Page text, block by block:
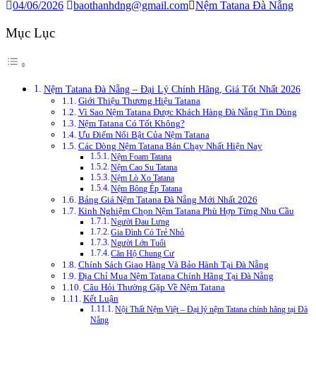
04/06/2026 baothanhdng@gmail.com Nệm Tatana Đà Nẵng
Mục Lục
Nệm Tatana Đà Nẵng – Đại Lý Chính Hãng, Giá Tốt Nhất 2026
Giới Thiệu Thương Hiệu Tatana
Vì Sao Nệm Tatana Được Khách Hàng Đà Nẵng Tin Dùng
Nệm Tatana Có Tốt Không?
Ưu Điểm Nổi Bật Của Nệm Tatana
Các Dòng Nệm Tatana Bán Chạy Nhất Hiện Nay
Nệm Foam Tatana
Nệm Cao Su Tatana
Nệm Lò Xo Tatana
Nệm Bông Ép Tatana
Bảng Giá Nệm Tatana Đà Nẵng Mới Nhất 2026
Kinh Nghiệm Chọn Nệm Tatana Phù Hợp Từng Nhu Cầu
Người Đau Lưng
Gia Đình Có Trẻ Nhỏ
Người Lớn Tuổi
Căn Hộ Chung Cư
Chính Sách Giao Hàng Và Bảo Hành Tại Đà Nẵng
Địa Chỉ Mua Nệm Tatana Chính Hãng Tại Đà Nẵng
Câu Hỏi Thường Gặp Về Nệm Tatana
Kết Luận
Nội Thất Nệm Việt – Đại lý nệm Tatana chính hãng tại Đà
Nẵng